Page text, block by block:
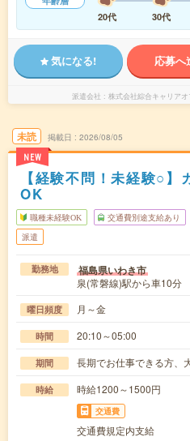
20代
30代
気になる! 応募へ
派遣会社 株式会社綜合キャリア
未読
NEW
掲載日 2026/08/05
【経験不問！未経験○
OK
職種未経験OK 交通費別途支給あり
派遣
勤務地 福島県いわき市
泉(常磐線)駅から車10分
曜日頻度 月～金
時間 20:10～05:00
期間 長期でお仕事できる方、
時給 時給1200～1500円
交通費
交通費規定内支給